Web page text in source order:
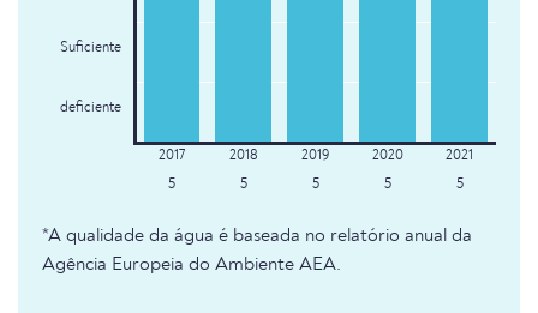
Suficiente
deficiente
5 5 5 5 5
*A qualidade da água é baseada no relatório anual da
Agência Europeia do Ambiente AEA.